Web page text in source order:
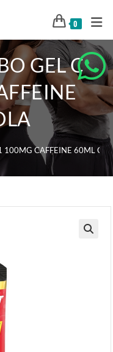
0
GEL C
100MG CAFFEINE 60ML